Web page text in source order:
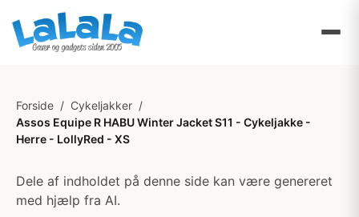
Forside / Cykeljakker /
Assos Equipe R HABU Winter Jacket S11 - Cykeljakke -
Herre - LollyRed - XS
Dele af indholdet på denne side kan være genereret
med hjælp fra AI.